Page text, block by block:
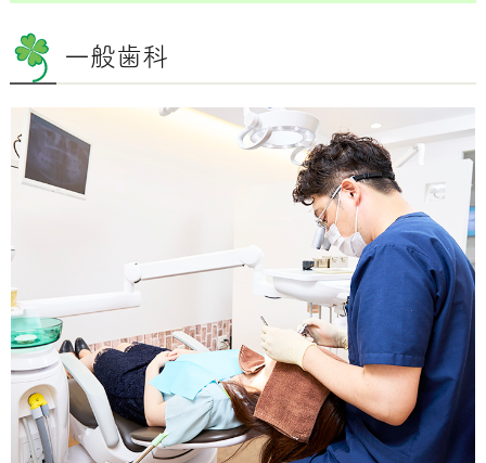
一般歯科